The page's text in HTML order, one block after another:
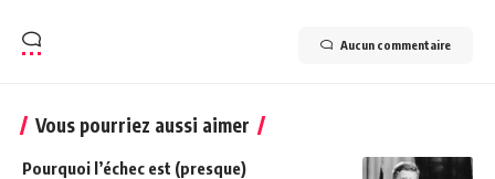
Aucun commentaire
Vous pourriez aussi aimer
Pourquoi l’échec est (presque)